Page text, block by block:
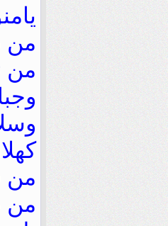
ﻣﻦ
ﻣﻦ
ﻣﻦ
ﻣﻦ